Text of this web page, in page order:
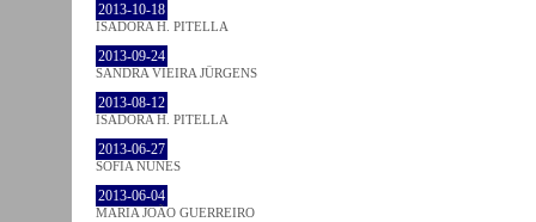
2013-10-18
ISADORA H. PITELLA
2013-09-24
SANDRA VIEIRA JÜRGENS
2013-08-12
ISADORA H. PITELLA
2013-06-27
SOFIA NUNES
2013-06-04
MARIA JOÃO GUERREIRO